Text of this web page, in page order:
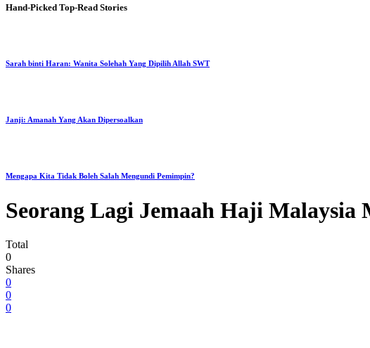
Hand-Picked Top-Read Stories
Sarah binti Haran: Wanita Solehah Yang Dipilih Allah SWT
Janji: Amanah Yang Akan Dipersoalkan
Mengapa Kita Tidak Boleh Salah Mengundi Pemimpin?
Seorang Lagi Jemaah Haji
Total
0
Shares
0
0
0